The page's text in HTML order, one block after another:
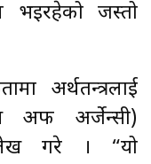
भइरहेको जस्तो
अर्थतन्त्रलाई
अफ अर्जेन्सी)
गरे । “यो